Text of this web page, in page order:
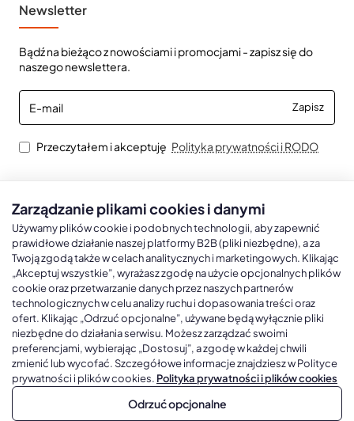
Newsletter
Bądź na bieżąco z nowościami i promocjami - zapisz się do
naszego newslettera.
E-
mail
Zapisz
Przeczytałem i akceptuję Polityka prywatności i RODO
Kalendarze książkowe
Kalendarze książkowe A5
Kalendarze książkowe A4
Kalendarze książkowe B5
Kalendarze książkowe A6 i B6
Kalendarze książkowe z własną oprawą
Kalendarze Ścienne
Kalendarze trójdzielne
Kalendarze jednodzielne
Kalendarze czterodzielne
Kalendarze Wieloplanszowe
Kalendarze Wielopanszowe, Plakatowe
Zarządzanie plikami cookies i danymi
Używamy plików cookie i podobnych technologii, aby zapewnić
prawidłowe działanie naszej platformy B2B (pliki niezbędne), a za
Twoją zgodą także w celach analitycznych i marketingowych. Klikając
„Akceptuj wszystkie”, wyrażasz zgodę na użycie opcjonalnych plików
cookie oraz przetwarzanie danych przez naszych partnerów
technologicznych w celu analizy ruchu i dopasowania treści oraz
ofert. Klikając „Odrzuć opcjonalne”, używane będą wyłącznie pliki
niezbędne do działania serwisu. Możesz zarządzać swoimi
preferencjami, wybierając „Dostosuj”, a zgodę w każdej chwili
zmienić lub wycofać. Szczegółowe informacje znajdziesz w Polityce
prywatności i plików cookies. Polityka prywatności i plików cookies
Odrzuć opcjonalne